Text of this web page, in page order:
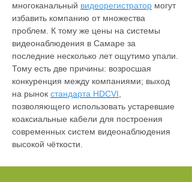
многоканальный видеорегистратор могут
избавить компанию от множества
проблем. К тому же цены на системы
видеонаблюдения в Самаре за
последние несколько лет ощутимо упали.
Тому есть две причины: возросшая
конкуренция между компаниями; выход
на рынок стандарта HDCVI
позволяющего использовать устаревшие
коаксиальные кабели для построения
современных систем видеонаблюдения
высокой чёткости.